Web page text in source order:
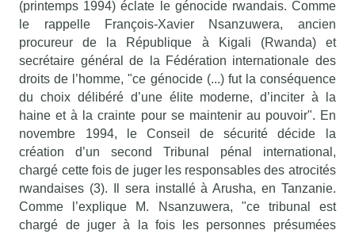
(printemps 1994) éclate le génocide rwandais. Comme
le rappelle François-Xavier Nsanzuwera, ancien
procureur de la République à Kigali (Rwanda) et
secrétaire général de la Fédération internationale des
droits de l’homme, "ce génocide (...) fut la conséquence
du choix délibéré d’une élite moderne, d’inciter à la
haine et à la crainte pour se maintenir au pouvoir". En
novembre 1994, le Conseil de sécurité décide la
création d’un second Tribunal pénal international,
chargé cette fois de juger les responsables des atrocités
rwandaises (3). Il sera installé à Arusha, en Tanzanie.
Comme l’explique M. Nsanzuwera, "ce tribunal est
chargé de juger à la fois les personnes présumées